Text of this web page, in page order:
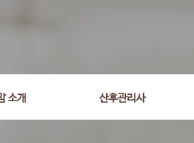
소개 산후관리사